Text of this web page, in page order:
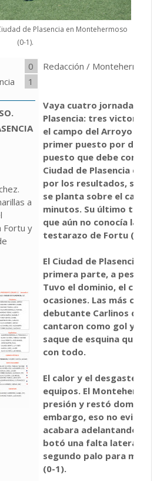
de Plasencia en Montehermoso
(0-1).
0
1
a
Fortu y
Redacción / Montehermoso
Vaya cuatro jornadas
Plasencia: tres victorias
el campo del Arroyo B,
primer puesto por
puesto que debe
Ciudad de Plasencia que
por los resultados, sino
se planta sobre el
minutos. Su último
que aún no conocía la
testarazo de Fortu (0-1).
El Ciudad de Plasencia
primera parte, a pesar
Tuvo el dominio, el
ocasiones. Las más
debutante Carlinos que
cantaron como gol y en
saque de esquina que
con todo.
El calor y el desgaste
equipos. El
presión y restó dominio
embargo, eso no evitó
acabara adelantando en
botó una falta lateral y
segundo palo para
(0-1).